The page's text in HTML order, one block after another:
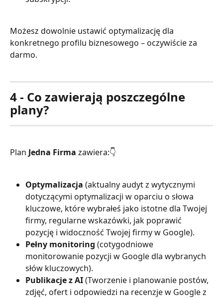
Możesz dowolnie ustawić optymalizację dla
konkretnego profilu biznesowego – oczywiście za
darmo.
4 - Co zawierają poszczególne
plany?
Plan Jedna Firma zawiera:👇
Optymalizacja (aktualny audyt z wytycznymi
dotyczącymi optymalizacji w oparciu o słowa
kluczowe, które wybrałeś jako istotne dla Twojej
firmy, regularne wskazówki, jak poprawić
pozycję i widoczność Twojej firmy w Google).
Pełny monitoring (cotygodniowe
monitorowanie pozycji w Google dla wybranych
słów kluczowych).
Publikacje z AI (Tworzenie i planowanie postów,
zdjęć, ofert i odpowiedzi na recenzje w Google z